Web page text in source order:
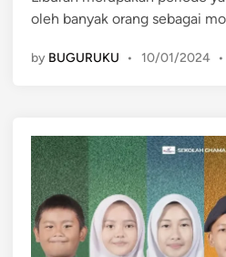
n
oleh banyak orang sebagai
by BUGURUKU • 10/01/2024 •